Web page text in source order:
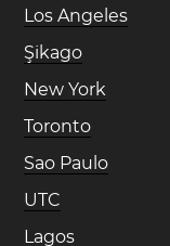
Los Angeles
Şikago
New York
Toronto
Sao Paulo
UTC
Lagos